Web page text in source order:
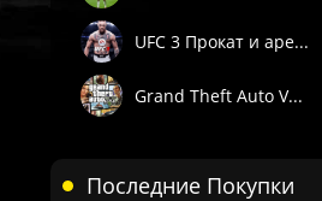
UFC 3 Прокат и аре...
Grand Theft Auto V...
Последние Покупки